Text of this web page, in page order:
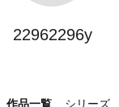
22962296y
作品一覧 シリーズ